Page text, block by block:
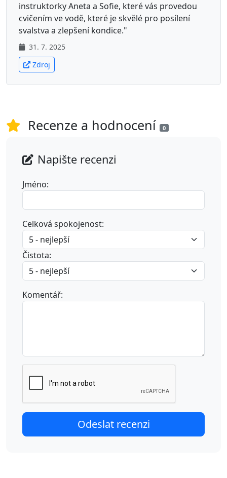
instruktorky Aneta a Sofie, které vás provedou
cvičením ve vodě, které je skvělé pro posílení
svalstva a zlepšení kondice."
31. 7. 2025
Zdroj
Recenze a hodnocení 0
Napište recenzi
Jméno:
Celková spokojenost:
Čistota:
Komentář: